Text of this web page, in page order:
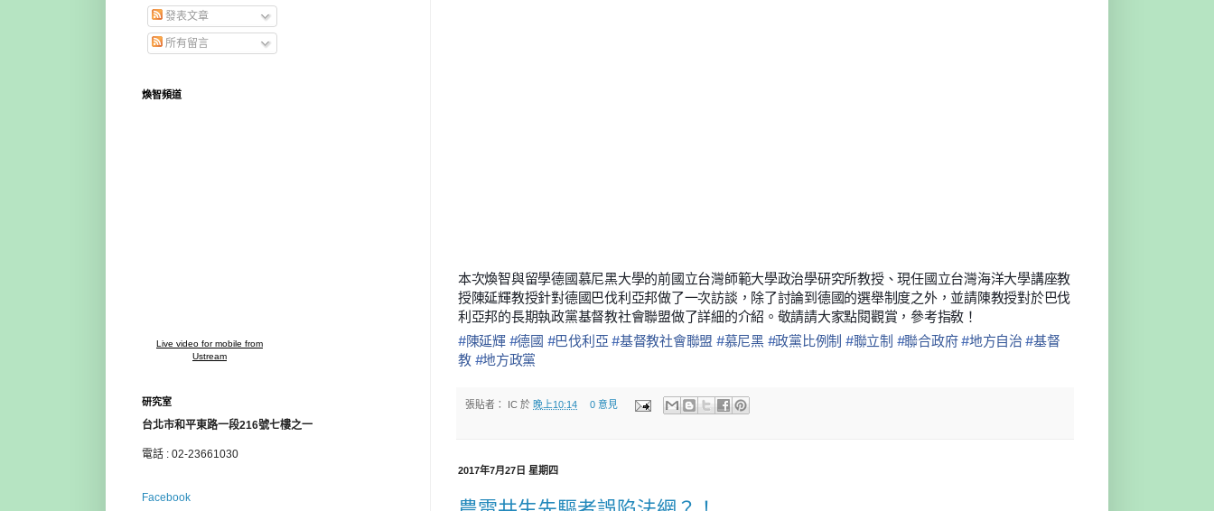
本次煥智與留學德國慕尼黑大學的前國立台灣師範大學政治學研究所教授、現任國立台灣海洋大學講座教
授陳延輝教授針對德國巴伐利亞邦做了一次訪談，除了討論到德國的選舉制度之外，並請陳教授對於巴伐
利亞邦的長期執政黨基督教社會聯盟做了詳細的介紹。敬請請大家點閱觀賞，參考指敎！
#陳延輝 #德國 #巴伐利亞 #基督教社會聯盟 #慕尼黑 #政黨比例制 #聯立制 #聯合政府#地方自治 #基督
教 #地方政黨
張貼者： IC 於 晚上10:14 0 意見
2017年7月27日 星期四
發表文章
所有留言
煥智頻道
Live video for mobile from
Ustream
研究室
台北市和平東路一段216號七樓之一
電話 : 02-23661030
Facebook